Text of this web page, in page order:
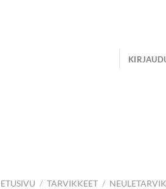
ETUSIVU / TARVIKKEET /